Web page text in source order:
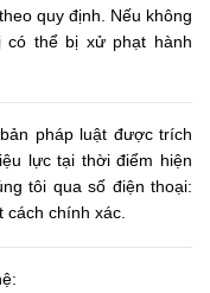
quy định. Nếu không
có thể bị xử phạt hành
pháp luật được trích
lực tại thời điểm hiện
tôi qua số điện thoại:
chính xác.